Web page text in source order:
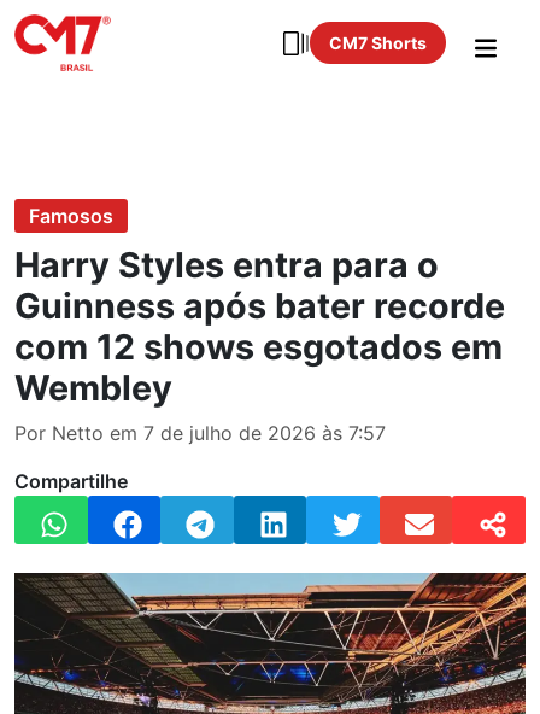
CM7 Shorts
Famosos
Harry Styles entra para o
Guinness após bater recorde
com 12 shows esgotados em
Wembley
Por Netto em 7 de julho de 2026 às 7:57
Compartilhe